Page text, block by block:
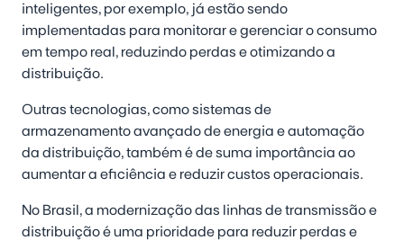
inteligentes, por exemplo, já estão sendo
implementadas para monitorar e gerenciar o consumo
em tempo real, reduzindo perdas e otimizando a
distribuição.
Outras tecnologias, como sistemas de
armazenamento avançado de energia e automação
da distribuição, também é de suma importância ao
aumentar a eficiência e reduzir custos operacionais.
No Brasil, a modernização das linhas de transmissão e
distribuição é uma prioridade para reduzir perdas e